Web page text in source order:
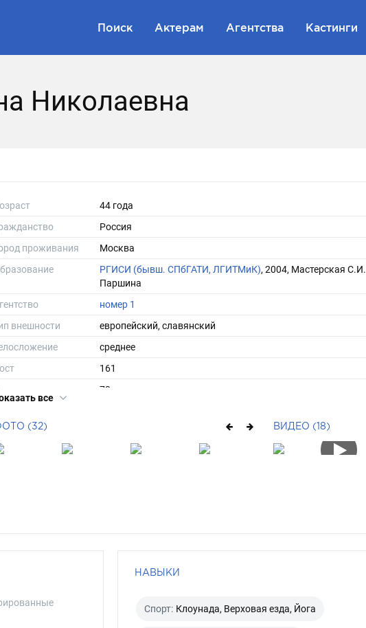
Поиск Актерам Агентства Кастинги
Николаевна
44 года
Россия
проживания
Москва
РГИСИ (бывш. СПбГАТИ, ЛГИТМиК), 2004, Мастерская С.И.
Паршина
номер 1
внешности
европейский, славянский
среднее
161
73
волос
глаз
все
(32) ВИДЕО (18)
НАВЫКИ
Спорт: Клоунада, Верховая езда, Йога